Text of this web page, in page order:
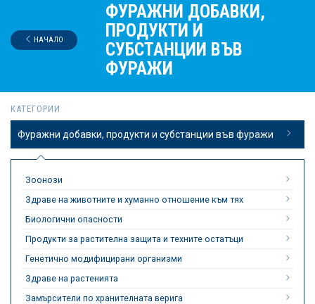
ФУРАЖНИ ДОБАВКИ,
ПРОДУКТИ И
СУБСТАНЦИИ ВЪВ
ФУРАЖИ
НАЧАЛО
КАТЕГОРИИ
Фуражни добавки, продукти и субстанции във фуражи
Зоонози
Здраве на животните и хуманно отношение към тях
Биологични опасности
Продукти за растителна защита и техните остатъци
Генетично модифицирани организми
Здраве на растенията
Замърсители по хранителната верига